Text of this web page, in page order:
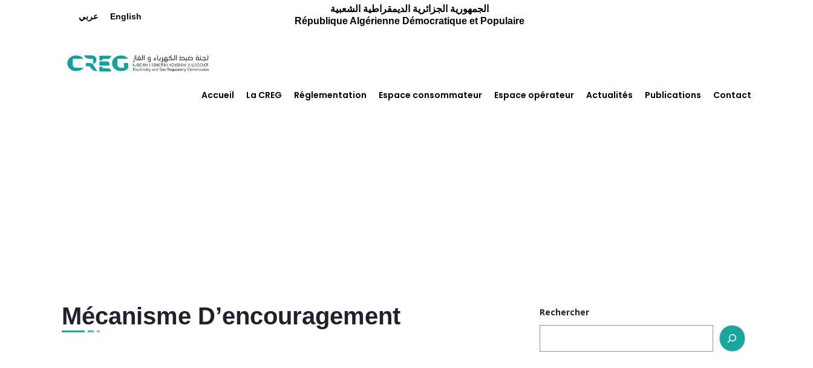
عربي English
الجمهورية الجزائرية الديمقراطية الشعبية
République Algérienne Démocratique et Populaire
Accueil La CREG Réglementation Espace consommateur Espace opérateur Actualités Publications Contact
Mécanisme D’encouragement Rechercher